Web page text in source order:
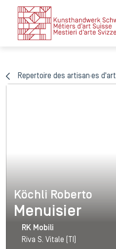
Repertoire des artisan·es d'art
Köchli Roberto
Köchli Roberto
Menuisier
RK Mobili
Riva S. Vitale (TI)